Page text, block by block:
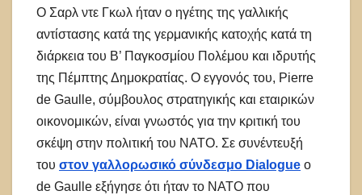
Ο Σαρλ ντε Γκωλ ήταν ο ηγέτης της γαλλικής
αντίστασης κατά της γερμανικής κατοχής κατά τη
διάρκεια του Β’ Παγκοσμίου Πολέμου και ιδρυτής
της Πέμπτης Δημοκρατίας. Ο εγγονός του, Pierre
de Gaulle, σύμβουλος στρατηγικής και εταιρικών
οικονομικών, είναι γνωστός για την κριτική του
σκέψη στην πολιτική του ΝΑΤΟ. Σε συνέντευξή
του στον γαλλορωσικό σύνδεσμο Dialogue o
de Gaulle εξήγησε ότι ήταν το ΝΑΤΟ που